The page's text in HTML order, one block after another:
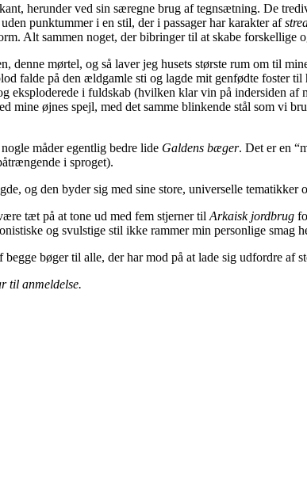
herunder ved sin særegne brug af tegnsætning. De
punktummer i en stil, der i passager har karakter af
Alt sammen noget, der bibringer til at skabe forskellige
denne mørtel, og så laver jeg husets største rum om til
falde på den ældgamle sti og lagde mit genfødte foster
eksploderede i fuldskab (hvilken klar vin på indersiden
mine øjnes spejl, med det samme blinkende stål som vi
måder egentlig bedre lide Galdens bæger. Det er en
i sproget).
og den byder sig med sine store, universelle
tæt på at tone ud med fem stjerner til Arkaisk jordbrug
og svulstige stil ikke rammer min personlige smag
bøger til alle, der har mod på at lade sig udfordre af
til anmeldelse.